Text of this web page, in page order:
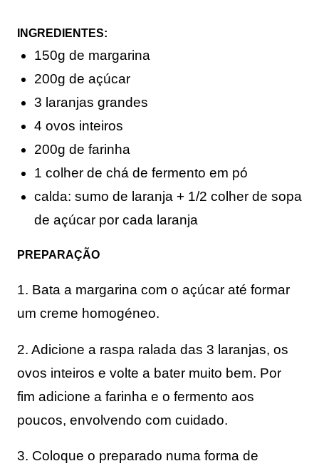
INGREDIENTES:
150g de margarina
200g de açúcar
3 laranjas grandes
4 ovos inteiros
200g de farinha
1 colher de chá de fermento em pó
calda: sumo de laranja + 1/2 colher de sopa
de açúcar por cada laranja
PREPARAÇÃO
1. Bata a margarina com o açúcar até formar
um creme homogéneo.
2. Adicione a raspa ralada das 3 laranjas, os
ovos inteiros e volte a bater muito bem. Por
fim adicione a farinha e o fermento aos
poucos, envolvendo com cuidado.
3. Coloque o preparado numa forma de